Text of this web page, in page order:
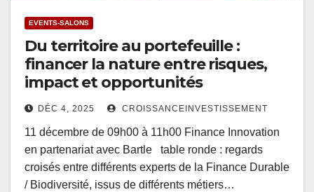
EVENTS-SALONS
Du territoire au portefeuille :
financer la nature entre risques,
impact et opportunités
DÉC 4, 2025 CROISSANCEINVESTISSEMENT
11 décembre de 09h00 à 11h00 Finance Innovation
en partenariat avec Bartle table ronde : regards
croisés entre différents experts de la Finance Durable
/ Biodiversité, issus de différents métiers…